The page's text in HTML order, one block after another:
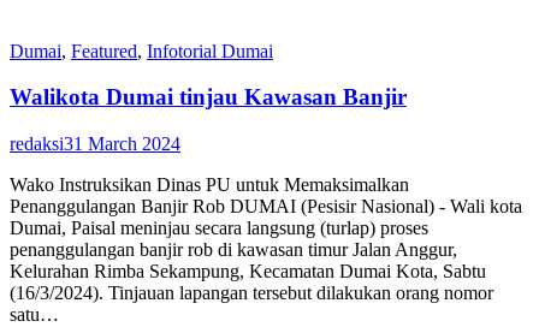
Dumai, Featured, Infotorial Dumai
Walikota Dumai tinjau Kawasan Banjir
redaksi31 March 2024
Wako Instruksikan Dinas PU untuk Memaksimalkan
Penanggulangan Banjir Rob DUMAI (Pesisir Nasional) - Wali kota
Dumai, Paisal meninjau secara langsung (turlap) proses
penanggulangan banjir rob di kawasan timur Jalan Anggur,
Kelurahan Rimba Sekampung, Kecamatan Dumai Kota, Sabtu
(16/3/2024). Tinjauan lapangan tersebut dilakukan orang nomor
satu…